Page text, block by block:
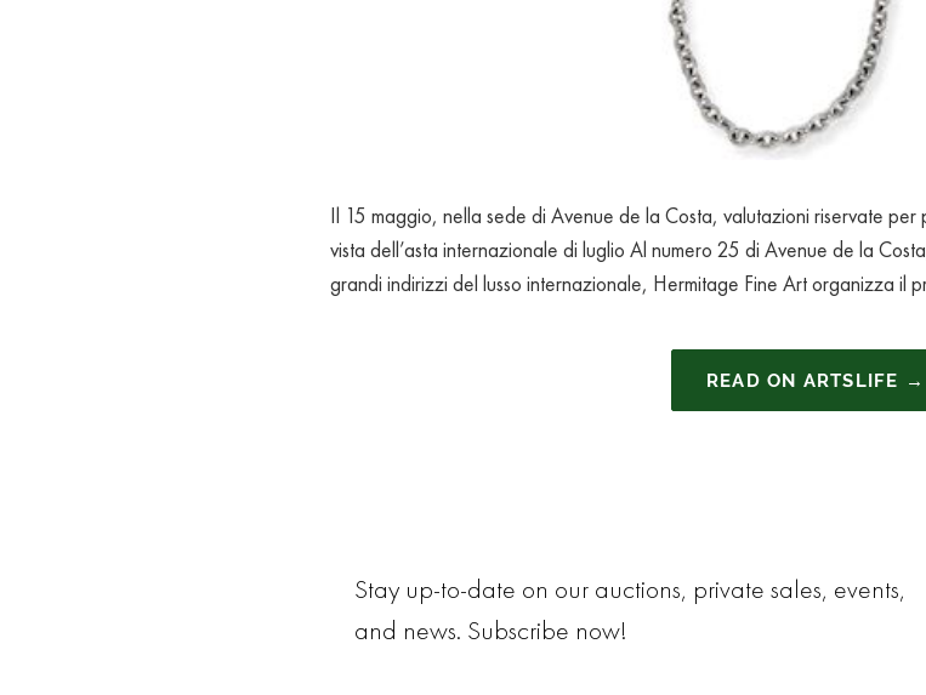
Il 15 maggio, nella sede di Avenue de la Costa, valutazioni riservate per
vista dell’asta internazionale di luglio Al numero 25 di Avenue de la
grandi indirizzi del lusso internazionale, Hermitage Fine Art organizza il
READ ON ARTSLIFE →
Stay up-to-date on our auctions, private sales, events,
and news. Subscribe now!